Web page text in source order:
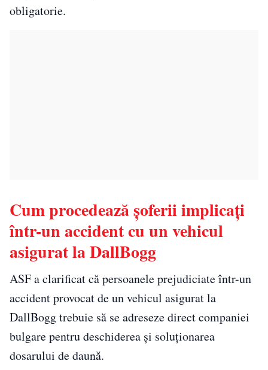
obligatorie.
Cum procedează șoferii implicați
într-un accident cu un vehicul
asigurat la DallBogg
ASF a clarificat că persoanele prejudiciate într-un
accident provocat de un vehicul asigurat la
DallBogg trebuie să se adreseze direct companiei
bulgare pentru deschiderea și soluționarea
dosarului de daună.